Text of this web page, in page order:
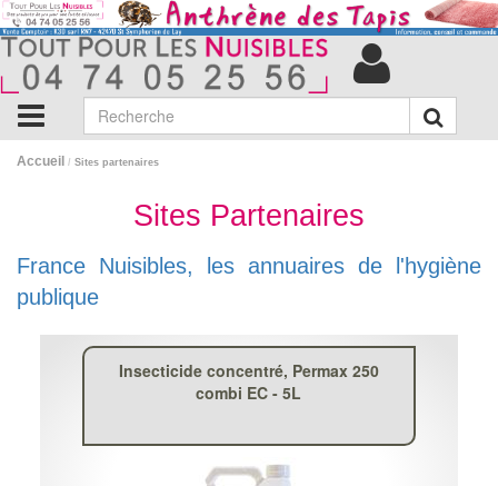
Accueil / Sites partenaires
Sites Partenaires
France Nuisibles, les annuaires de l'hygiène
publique
Insecticide concentré, Permax 250
combi EC - 5L